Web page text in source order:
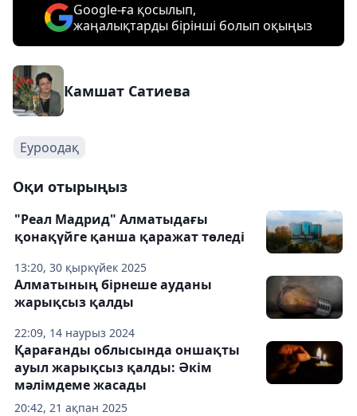
Google-ға қосылып,
жаңалықтарды бірінші болып оқыңыз
Камшат Сатиева
Еуроодақ
Оқи отырыңыз
13:20, 30 қыркүйек 2025
"Реал Мадрид" Алматыдағы
қонақүйге қанша қаражат төледі
22:09, 14 наурыз 2024
Алматының бірнеше ауданы
жарықсыз қалды
20:42, 21 ақпан 2025
Қарағанды облысында оншақты
ауыл жарықсыз қалды: Әкім
мәлімдеме жасады